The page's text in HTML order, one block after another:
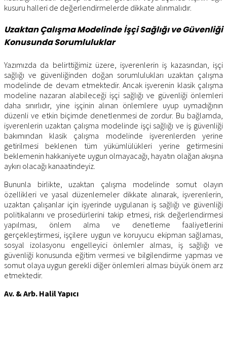
kusuru halleri de değerlendirmelerde dikkate alınmalıdır.
Uzaktan Çalışma Modelinde İşçi Sağlığı ve Güvenliği
Konusunda Sorumluluklar
Yazımızda da belirttiğimiz üzere, işverenlerin iş kazasından, işçi
sağlığı ve güvenliğinden doğan sorumlulukları uzaktan çalışma
modelinde de devam etmektedir. Ancak işverenin klasik çalışma
modeline nazaran alabileceği işçi sağlığı ve güvenliği önlemleri
daha sınırlıdır, yine işçinin alınan önlemlere uyup uymadığının
düzenli ve etkin biçimde denetlenmesi de zordur. Bu bağlamda,
işverenlerin uzaktan çalışma modelinde işçi sağlığı ve iş güvenliği
bakımından klasik çalışma modelinde işverenlerden yerine
getirilmesi beklenen tüm yükümlülükleri yerine getirmesini
beklemenin hakkaniyete uygun olmayacağı, hayatın olağan akışına
aykırı olacağı kanaatindeyiz.
Bununla birlikte, uzaktan çalışma modelinde somut olayın
özellikleri ve yasal düzenlemeler dikkate alınarak, işverenlerin,
uzaktan çalışanlar için işyerinde uygulanan iş sağlığı ve güvenliği
politikalarını ve prosedürlerini takip etmesi, risk değerlendirmesi
yapılması, önlem alma ve denetleme faaliyetlerini
gerçekleştirmesi, işçilere uygun ve koruyucu ekipman sağlaması,
sosyal izolasyonu engelleyici önlemler alması, iş sağlığı ve
güvenliği konusunda eğitim vermesi ve bilgilendirme yapması ve
somut olaya uygun gerekli diğer önlemleri alması büyük önem arz
etmektedir.
Av. & Arb. Halil Yapıcı